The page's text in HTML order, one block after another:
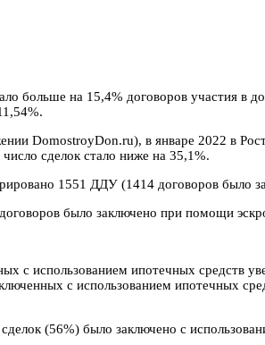
больше на 15,4% договоров участия
DomostroyDon.ru), в январе 2022 в
сделок стало ниже на 35,1%.
1551 ДДУ (1414 договоров
было заключено при помощи
с использованием ипотечных средств
с использованием ипотечных
(56%) было заключено с